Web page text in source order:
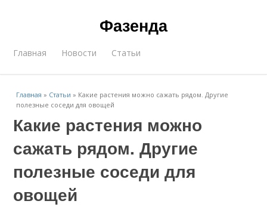
Фазенда
Главная Новости Статьи
Главная » Статьи » Какие растения можно сажать рядом. Другие
полезные соседи для овощей
Какие растения можно
сажать рядом. Другие
полезные соседи для
овощей